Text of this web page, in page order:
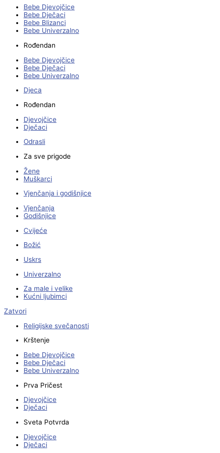
Bebe Djevojčice
Bebe Dječaci
Bebe Blizanci
Bebe Univerzalno
Rođendan
Bebe Djevojčice
Bebe Dječaci
Bebe Univerzalno
Djeca
Rođendan
Djevojčice
Dječaci
Odrasli
Za sve prigode
Žene
Muškarci
Vjenčanja i godišnjice
Vjenčanja
Godišnjice
Cvijeće
Božić
Uskrs
Univerzalno
Za male i velike
Kućni ljubimci
Zatvori
Religijske svečanosti
Krštenje
Bebe Djevojčice
Bebe Dječaci
Bebe Univerzalno
Prva Pričest
Djevojčice
Dječaci
Sveta Potvrda
Djevojčice
Dječaci